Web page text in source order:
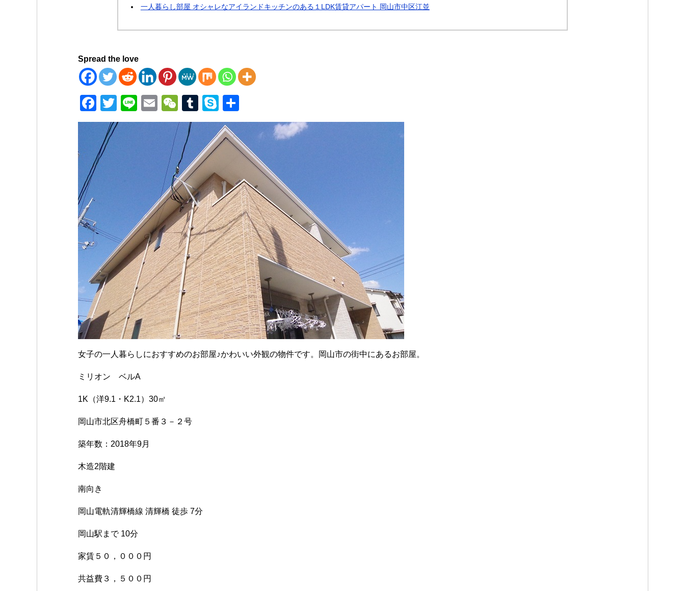
一人暮らし部屋 オシャレなアイランドキッチンのある１LDK賃貸アパート 岡山市中区江並
Spread the love
F
a
c
e
b
k
T
wi
Li
n
E
m
W
e
C
h
at
T
u
m
bl
r
S
ky
p
e
有
女子の一人暮らしにおすすめのお部屋♪かわいい外観の物件です。岡山市の街中にあるお部屋。
ミリオン ベルA
1K（洋9.1・K2.1）30㎡
岡山市北区舟橋町５番３－２号
築年数：2018年9月
木造2階建
南向き
岡山電軌清輝橋線 清輝橋 徒歩 7分
岡山駅まで 10分
家賃５０，０００円
共益費３，５００円